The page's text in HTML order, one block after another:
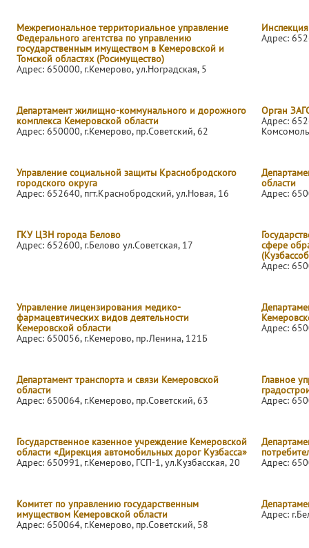
Межрегиональное территориальное управление
Федерального агентства по управлению
государственным имуществом в Кемеровской и
Томской областях (Росимущество)
Адрес: 650000, г.Кемерово, ул.Ноградская, 5
Адрес:
Департамент жилищно-коммунального и дорожного
комплекса Кемеровской области
Адрес: 650000, г.Кемерово, пр.Советский, 62
Орган
Адрес:
Управление социальной защиты Краснобродского
городского округа
Адрес: 652640, пгт.Краснобродский, ул.Новая, 16
области
Адрес:
ГКУ ЦЗН города Белово
Адрес: 652600, г.Белово ул.Советская, 17
сфере
Адрес:
Управление лицензирования медико-
фармацевтических видов деятельности
Кемеровской области
Адрес: 650056, г.Кемерово, пр.Ленина, 121Б
Адрес:
Департамент транспорта и связи Кемеровской
области
Адрес: 650064, г.Кемерово, пр.Советский, 63
Главное
Адрес:
Государственное казенное учреждение Кемеровской
области «Дирекция автомобильных дорог Кузбасса»
Адрес: 650991, г.Кемерово, ГСП-1, ул.Кузбасская, 20
Адрес:
Комитет по управлению государственным
имуществом Кемеровской области
Адрес: 650064, г.Кемерово, пр.Советский, 58
Адрес: